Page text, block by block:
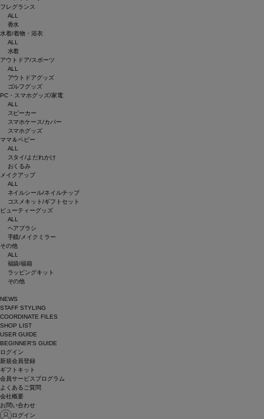
フレグランス
ALL
香水
水着/着物・浴衣
ALL
水着
アウトドア/スポーツ
ALL
アウトドアグッズ
ゴルフグッズ
PC・スマホグッズ/家電
ALL
スピーカー
スマホケース/カバー
スマホグッズ
ママ＆ベビー
ALL
スタイ/よだれかけ
おくるみ
メイクアップ
ALL
ネイルシール/ネイルチップ
コスメキット/ギフトセット
ビューティーグッズ
ALL
ヘアブラシ
手鏡/メイクミラー
その他
ALL
福袋/福箱
ラッピングキット
その他
NEWS
STAFF STYLING
COORDINATE FILES
SHOP LIST
USER GUIDE
BEGINNER’S GUIDE
ログイン
新規会員登録
ギフトキット
会員サービスプログラム
よくあるご質問
会社概要
お問い合わせ
ログイン